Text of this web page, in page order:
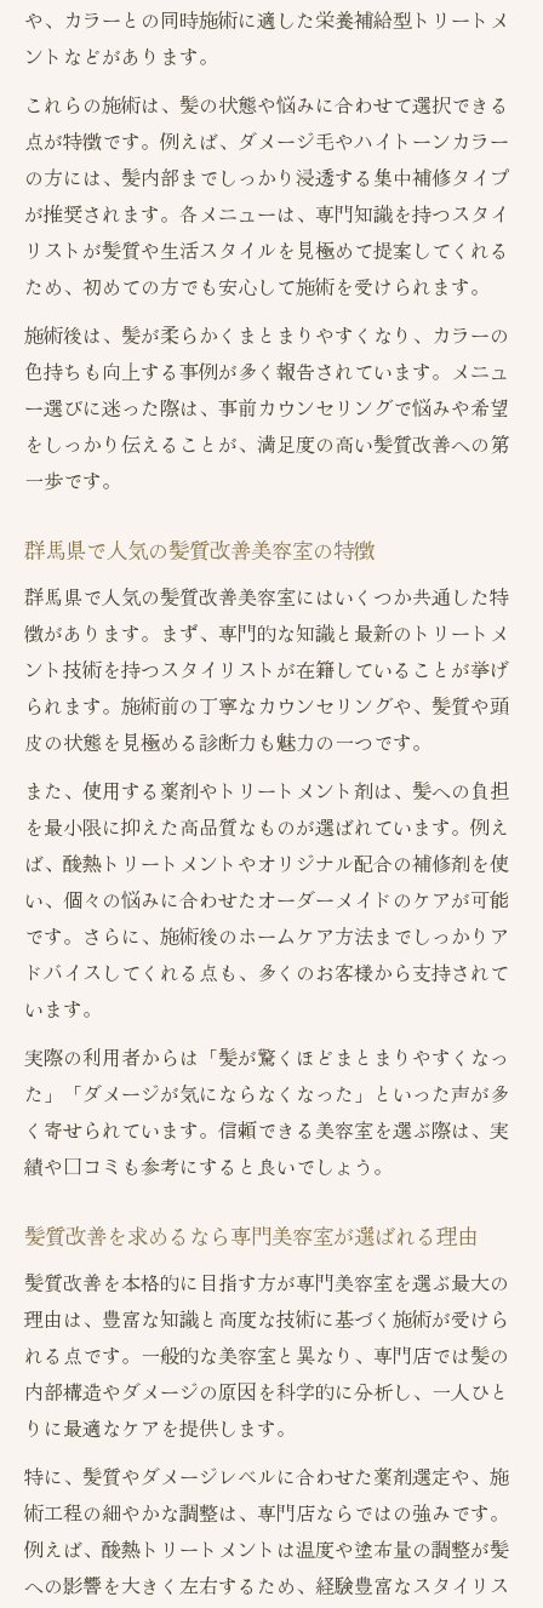
や、カラーとの同時施術に適した栄養補給型トリートメ
ントなどがあります。
これらの施術は、髪の状態や悩みに合わせて選択できる
点が特徴です。例えば、ダメージ毛やハイトーンカラー
の方には、髪内部までしっかり浸透する集中補修タイプ
が推奨されます。各メニューは、専門知識を持つスタイ
リストが髪質や生活スタイルを見極めて提案してくれる
ため、初めての方でも安心して施術を受けられます。
施術後は、髪が柔らかくまとまりやすくなり、カラーの
色持ちも向上する事例が多く報告されています。メニュ
ー選びに迷った際は、事前カウンセリングで悩みや希望
をしっかり伝えることが、満足度の高い髪質改善への第
一歩です。
群馬県で人気の髪質改善美容室の特徴
群馬県で人気の髪質改善美容室にはいくつか共通した特
徴があります。まず、専門的な知識と最新のトリートメ
ント技術を持つスタイリストが在籍していることが挙げ
られます。施術前の丁寧なカウンセリングや、髪質や頭
皮の状態を見極める診断力も魅力の一つです。
また、使用する薬剤やトリートメント剤は、髪への負担
を最小限に抑えた高品質なものが選ばれています。例え
ば、酸熱トリートメントやオリジナル配合の補修剤を使
い、個々の悩みに合わせたオーダーメイドのケアが可能
です。さらに、施術後のホームケア方法までしっかりア
ドバイスしてくれる点も、多くのお客様から支持されて
います。
実際の利用者からは「髪が驚くほどまとまりやすくなっ
た」「ダメージが気にならなくなった」といった声が多
く寄せられています。信頼できる美容室を選ぶ際は、実
績や口コミも参考にすると良いでしょう。
髪質改善を求めるなら専門美容室が選ばれる理由
髪質改善を本格的に目指す方が専門美容室を選ぶ最大の
理由は、豊富な知識と高度な技術に基づく施術が受けら
れる点です。一般的な美容室と異なり、専門店では髪の
内部構造やダメージの原因を科学的に分析し、一人ひと
りに最適なケアを提供します。
特に、髪質やダメージレベルに合わせた薬剤選定や、施
術工程の細やかな調整は、専門店ならではの強みです。
例えば、酸熱トリートメントは温度や塗布量の調整が髪
への影響を大きく左右するため、経験豊富なスタイリス